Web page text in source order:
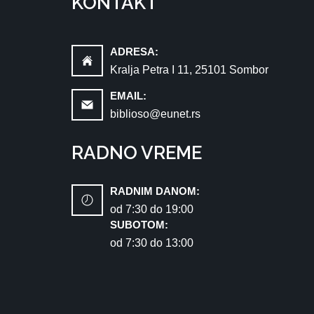
ADRESA:
Kralja Petra I 11, 25101 Sombor
EMAIL:
biblioso@eunet.rs
RADNO VREME
RADNIM DANOM:
od 7:30 dо 19:00
SUBOTOM:
od 7:30 dо 13:00